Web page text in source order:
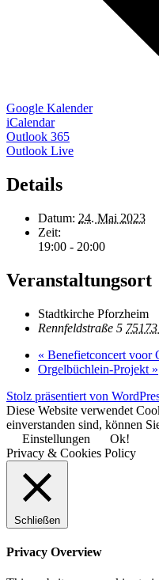
Google Kalender
iCalendar
Outlook 365
Outlook Live
Details
Datum: 24. Mai 2023
Zeit:
19:00 - 20:00
Veranstaltungsort
Stadtkirche Pforzheim
Rennfeldstraße 5
« Benefietconcert voor
Orgelbüchlein-Projekt »
Stolz präsentiert von
Diese Website verwendet
einverstanden sind, können
Einstellungen
Ok!
Privacy & Cookies Policy
Schließen
Privacy Overview